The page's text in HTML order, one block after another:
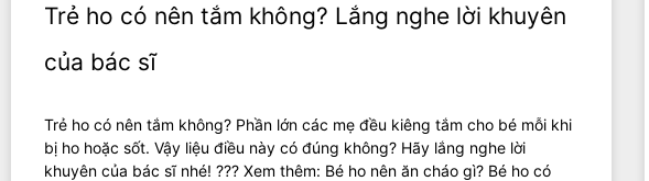
Trẻ ho có nên tắm không? Lắng nghe lời khuyên
của bác sĩ
Trẻ ho có nên tắm không? Phần lớn các mẹ đều kiêng tắm cho bé mỗi khi
bị ho hoặc sốt. Vậy liệu điều này có đúng không? Hãy lắng nghe lời
khuyên của bác sĩ nhé! ??? Xem thêm: Bé ho nên ăn cháo gì? Bé ho có